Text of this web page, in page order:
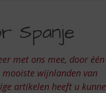
Spanje
met ons mee, door
wijnlanden van
artikelen heeft u